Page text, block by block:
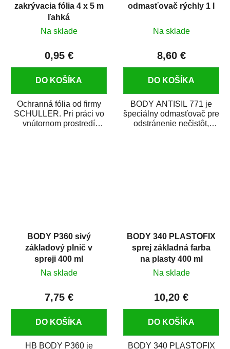
zakrývacia fólia 4 x 5 m
ľahká
Na sklade
0,95 €
DO KOŠÍKA
Ochranná fólia od firmy
SCHULLER. Pri práci vo
vnútornom prostredí
odmasťovač rýchly 1 l
Na sklade
8,60 €
DO KOŠÍKA
BODY ANTISIL 771 je
špeciálny odmasťovač pre
odstránenie nečistôt,
BODY P360 sivý
základový plnič v
spreji 400 ml
Na sklade
7,75 €
DO KOŠÍKA
HB BODY P360 je
BODY 340 PLASTOFIX
sprej základná farba
na plasty 400 ml
Na sklade
10,20 €
DO KOŠÍKA
BODY 340 PLASTOFIX